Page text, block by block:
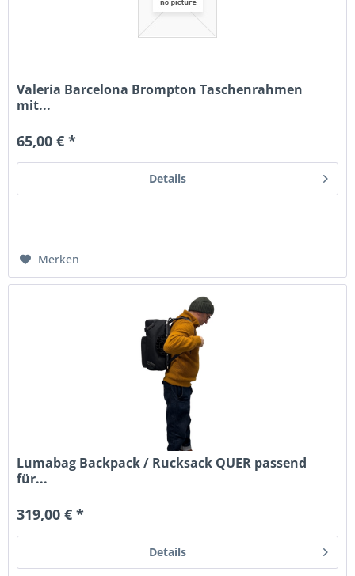
Valeria Barcelona Brompton Taschenrahmen
mit...
65,00 € *
Details
Merken
Lumabag Backpack / Rucksack QUER passend
für...
319,00 € *
Details